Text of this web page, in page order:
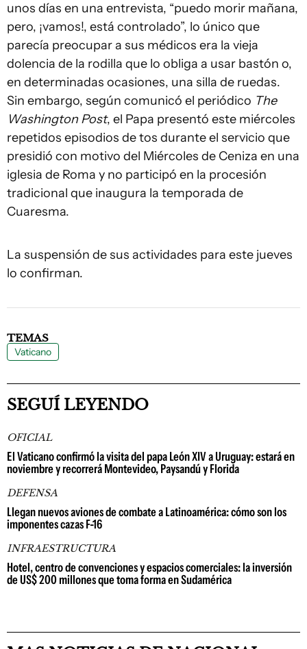
unos días en una entrevista, “puedo morir mañana,
pero, ¡vamos!, está controlado”, lo único que
parecía preocupar a sus médicos era la vieja
dolencia de la rodilla que lo obliga a usar bastón o,
en determinadas ocasiones, una silla de ruedas.
Sin embargo, según comunicó el periódico The
Washington Post, el Papa presentó este miércoles
repetidos episodios de tos durante el servicio que
presidió con motivo del Miércoles de Ceniza en una
iglesia de Roma y no participó en la procesión
tradicional que inaugura la temporada de
Cuaresma.
La suspensión de sus actividades para este jueves
lo confirman.
TEMAS
Vaticano
SEGUÍ LEYENDO
OFICIAL
El Vaticano confirmó la visita del papa León XIV a Uruguay: estará en
noviembre y recorrerá Montevideo, Paysandú y Florida
DEFENSA
Llegan nuevos aviones de combate a Latinoamérica: cómo son los
imponentes cazas F-16
INFRAESTRUCTURA
Hotel, centro de convenciones y espacios comerciales: la inversión
de US$ 200 millones que toma forma en Sudamérica